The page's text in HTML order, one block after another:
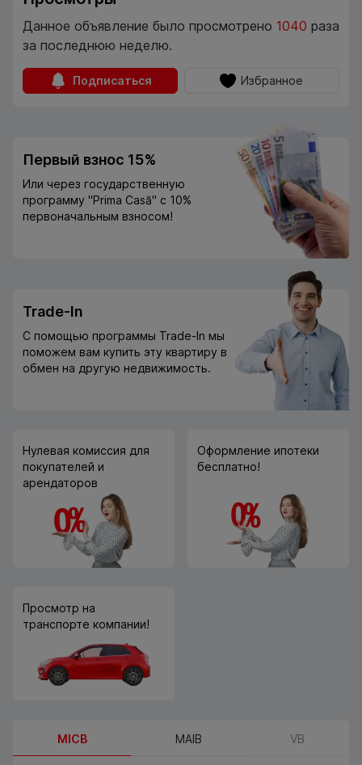
Данное объявление было просмотрено 1040 раза
за последнюю неделю.
Подписаться Избранное
Первый взнос 15%
Или через государственную
программу "Prima Casă" с 10%
первоначальным взносом!
Trade-In
С помощью программы Trade-In мы
поможем вам купить эту квартиру в
обмен на другую недвижимость.
Нулевая комиссия для
покупателей и
арендаторов
Оформление ипотеки
бесплатно!
Просмотр на
транспорте компании!
MICB MAIB VB